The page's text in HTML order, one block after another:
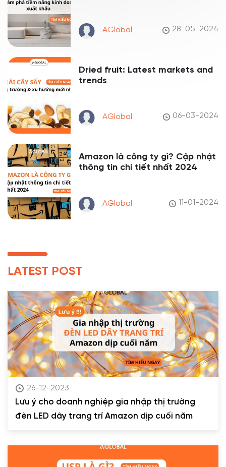
AGlobal 28-05-2024
Dried fruit: Latest markets and
trends
AGlobal 06-03-2024
Amazon là công ty gì? Cập nhật
thông tin chi tiết nhất 2024
AGlobal 11-01-2024
LATEST POST
26-12-2023
Lưu ý cho doanh nghiệp gia nhập thị trường
đèn LED dây trang trí Amazon dịp cuối năm